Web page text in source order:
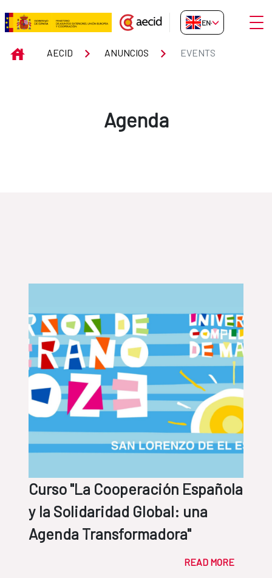
Skip to Main Content
Events
EN-GB
INICIOAECID ANUNCIOS EVENTS
Agenda
Curso "La Cooperación Española
y la Solidaridad Global: una
Agenda Transformadora"
READ MORE